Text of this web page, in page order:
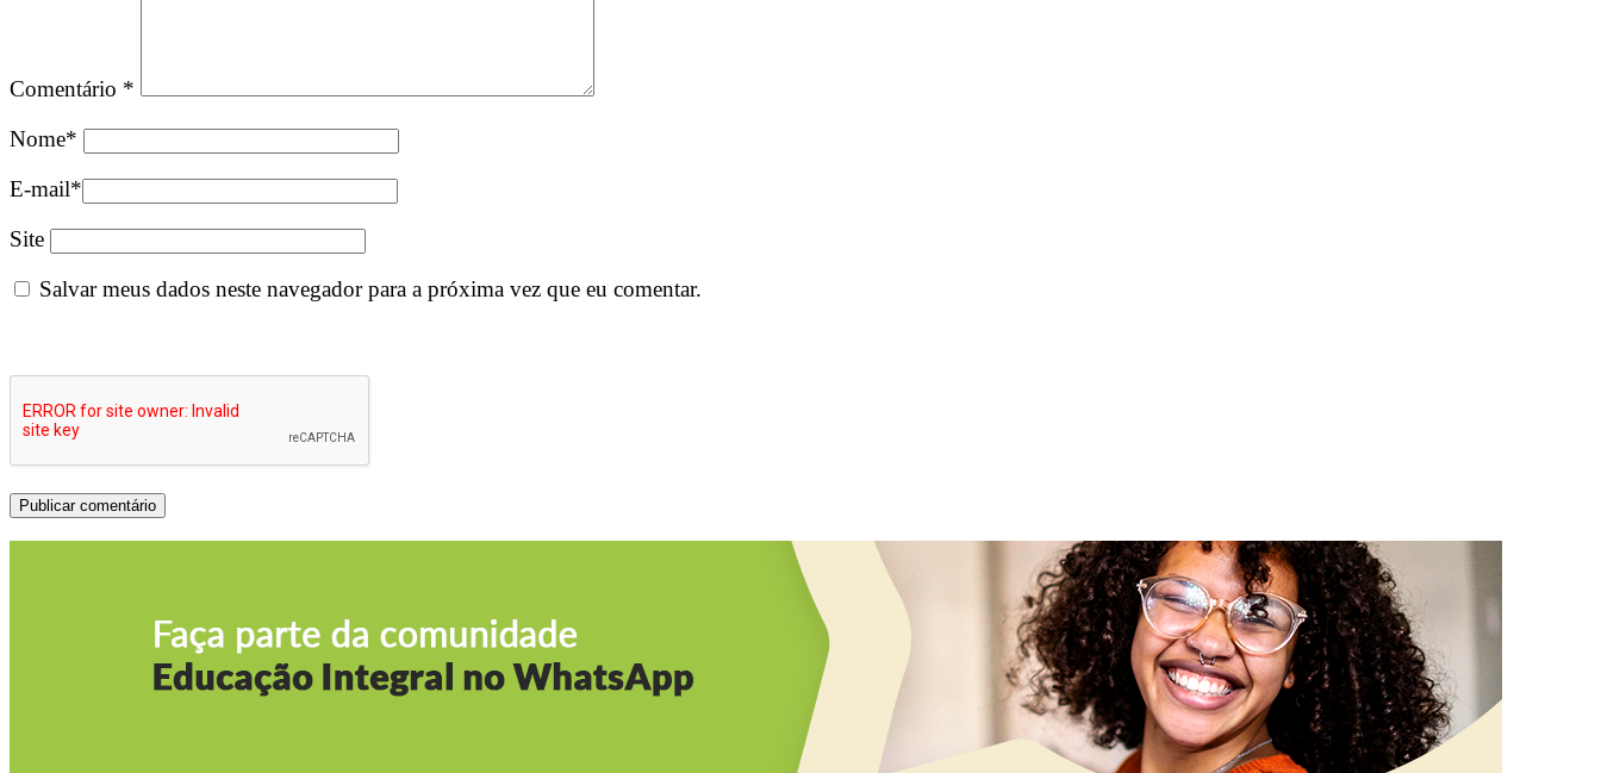
Comentário *
Nome*
E-mail*
Site
Salvar meus dados neste navegador para a próxima vez que eu comentar.